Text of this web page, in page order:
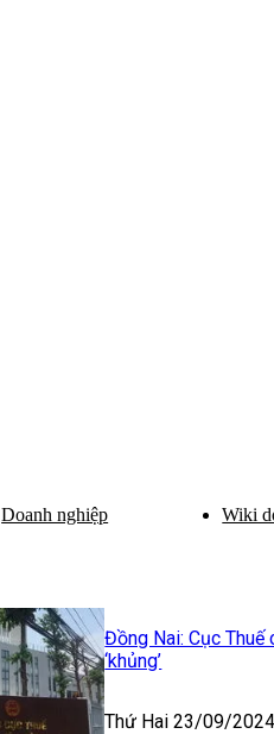
Doanh nghiệp Wiki
Đồng Nai: Cục Thuế
‘khủng’
Thứ Hai 23/09/